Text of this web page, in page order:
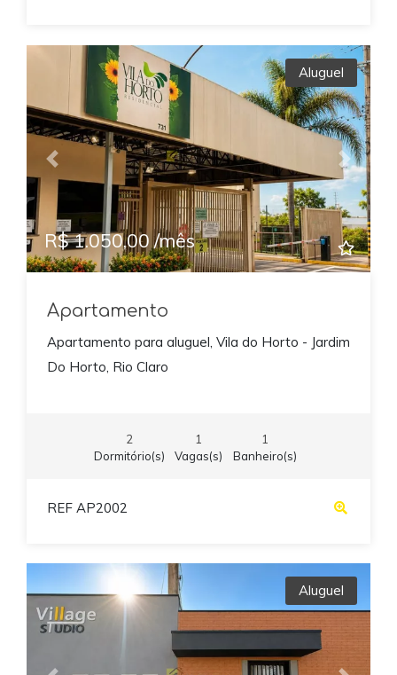
Previous Next
Aluguel
R$ 1.050,00 /mês
Apartamento
Apartamento para aluguel, Vila do Horto - Jardim
Do Horto, Rio Claro
2
Dormitório(s)
1
Vagas(s)
1
Banheiro(s)
REF AP2002
Aluguel